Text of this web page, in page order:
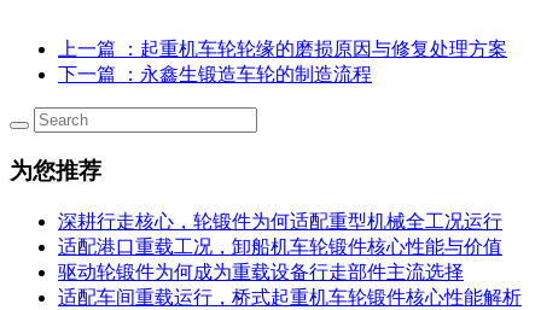
上一篇
：起重机车轮轮缘的磨损原因与修复处理方案
下一篇
：永鑫生锻造车轮的制造流程
为您推荐
深耕行走核心，轮锻件为何适配重型机械全工况运行
适配港口重载工况，卸船机车轮锻件核心性能与价值
驱动轮锻件为何成为重载设备行走部件主流选择
适配车间重载运行，桥式起重机车轮锻件核心性能解析